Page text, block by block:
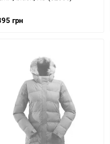
грн